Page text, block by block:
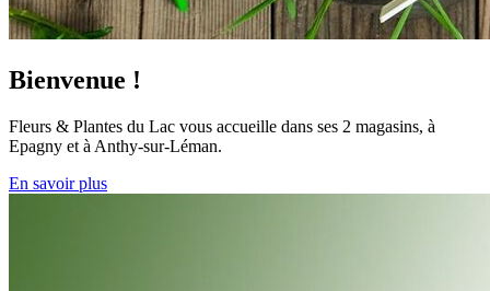
Bienvenue !
Fleurs & Plantes du Lac vous accueille dans ses 2 magasins, à
Epagny et à Anthy-sur-Léman.
En savoir plus